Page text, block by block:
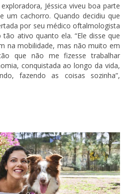
Jéssica viveu boa parte
um cachorro. Quando decidiu que
por seu médico oftalmologista
ativo quanto ela. “Ele disse que
na mobilidade, mas não muito em
que não me fizesse trabalhar
conquistada ao longo da vida,
fazendo as coisas sozinha”,